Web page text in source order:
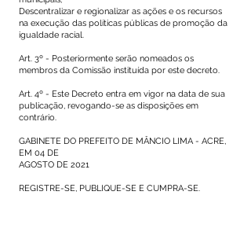
Descentralizar e regionalizar as ações e os recursos
na execução das políticas públicas de promoção da
igualdade racial.
Art. 3º - Posteriormente serão nomeados os
membros da Comissão instituída por este decreto.
Art. 4º - Este Decreto entra em vigor na data de sua
publicação, revogando-se as disposições em
contrário.
GABINETE DO PREFEITO DE MÂNCIO LIMA - ACRE,
EM 04 DE
AGOSTO DE 2021
REGISTRE-SE, PUBLIQUE-SE E CUMPRA-SE.